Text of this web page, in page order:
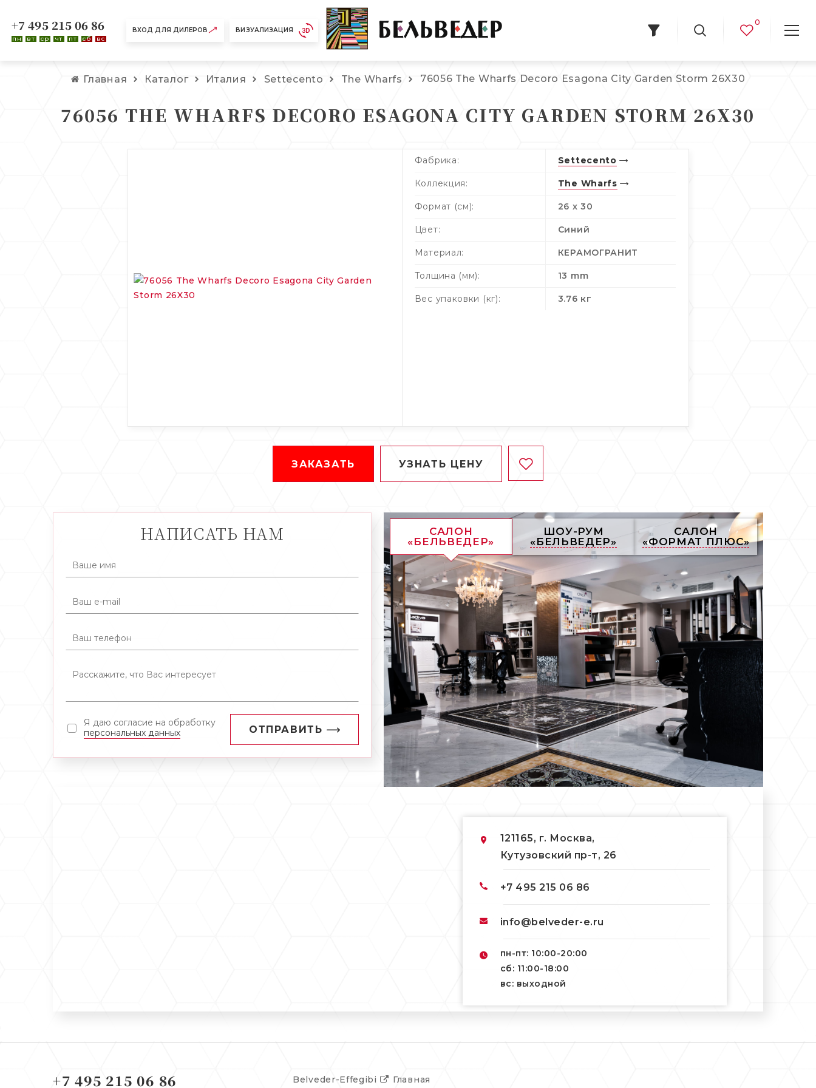
ВХОД ДЛЯ ДИЛЕРОВ ВИЗУАЛИЗАЦИЯ
+7 495 215 06 86
пн вт ср чт пт сб вс
0
Главная Каталог Италия Settecento The Wharfs 76056 The Wharfs Decoro Esagona City Garden Storm 26X30
76056 THE WHARFS DECORO ESAGONA CITY GARDEN STORM 26X30
Фабрика: Settecento
Коллекция: The Wharfs
Формат (см): 26 x 30
Цвет: Синий
Материал: КЕРАМОГРАНИТ
Толщина (мм): 13 mm
Вес упаковки (кг): 3.76 кг
ЗАКАЗАТЬ УЗНАТЬ ЦЕНУ
НАПИСАТЬ НАМ
Я даю согласие на обработку
персональных данных
ОТПРАВИТЬ
САЛОН
«БЕЛЬВЕДЕР»
ШОУ-РУМ
«БЕЛЬВЕДЕР»
САЛОН
«ФОРМАТ ПЛЮС»
121165, г. Москва,
Кутузовский пр-т, 26
+7 495 215 06 86
info@belveder-e.ru
пн-пт: 10:00-20:00
сб: 11:00-18:00
вс: выходной
+7 495 215 06 86 Главная
Belveder-Effegibi